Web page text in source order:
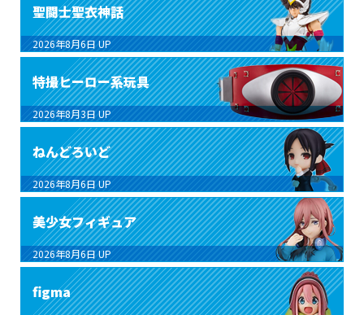
聖闘士聖衣神話
2026年8月6日 UP
特撮ヒーロー系玩具
2026年8月3日 UP
ねんどろいど
2026年8月6日 UP
美少女フィギュア
2026年8月6日 UP
figma